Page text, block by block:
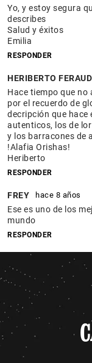
Yo, y estoy segura
describes
Salud y éxitos
Emilia
RESPONDER
HERIBERTO
Hace tiempo que no
por el recuerdo de
decripción que hace
autenticos, los de
y los barracones de
!Alafia Orishas!
Heriberto
RESPONDER
FREY hace 8 años
Ese es uno de los
mundo
RESPONDER